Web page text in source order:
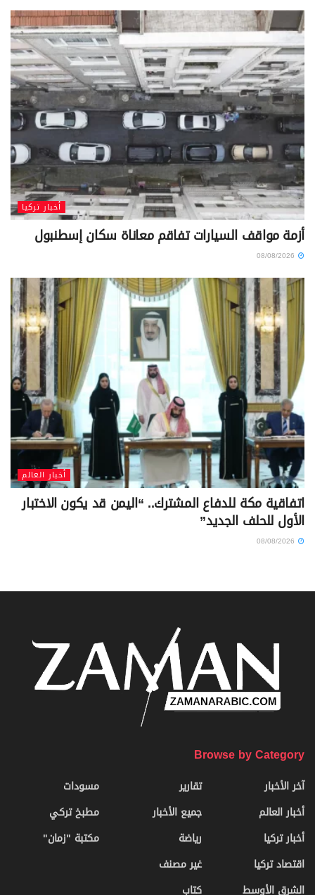
أخبار تركيا
أزمة مواقف السيارات تفاقم معاناة سكان إسطنبول
أخبار العالم
اتفاقية مكة للدفاع المشترك.. “اليمن قد يكون الاختبار
الأول للحلف الجديد”
Browse by Category
آخر الأخبار
أخبار العالم
أخبار تركيا
اقتصاد تركيا
الشرق الأوسط
تقارير
جميع الأخبار
رياضة
غير مصنف
كتاب
مسودات
مطبخ تركي
مكتبة "زمان"